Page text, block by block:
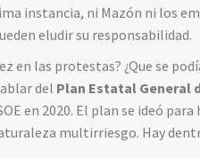
instancia, ni Mazón ni los
eludir su responsabilidad.
en las protestas? ¿Que se
del Plan Estatal General
en 2020. El plan se ideó
multirriesgo. Hay